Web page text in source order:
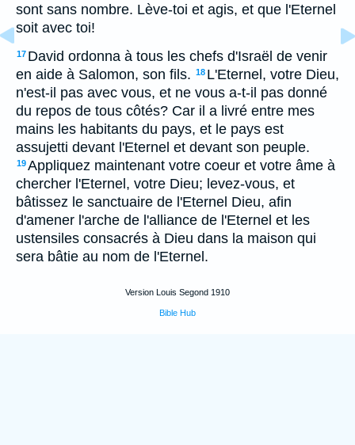
sont sans nombre. Lève-toi et agis, et que l'Eternel
soit avec toi!
17 David ordonna à tous les chefs d'Israël de venir
en aide à Salomon, son fils. 18 L'Eternel, votre Dieu,
n'est-il pas avec vous, et ne vous a-t-il pas donné
du repos de tous côtés? Car il a livré entre mes
mains les habitants du pays, et le pays est
assujetti devant l'Eternel et devant son peuple.
19Appliquez maintenant votre coeur et votre âme à
chercher l'Eternel, votre Dieu; levez-vous, et
bâtissez le sanctuaire de l'Eternel Dieu, afin
d'amener l'arche de l'alliance de l'Eternel et les
ustensiles consacrés à Dieu dans la maison qui
sera bâtie au nom de l'Eternel.
Version Louis Segond 1910
Bible Hub